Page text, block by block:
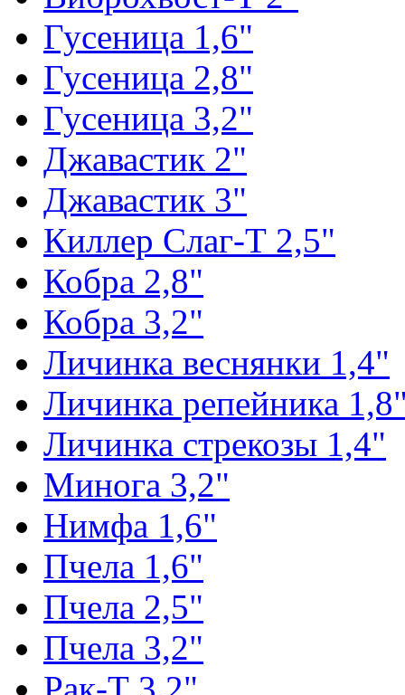
Гусеница 1,6"
Гусеница 2,8"
Гусеница 3,2"
Джавастик 2"
Джавастик 3"
Киллер Слаг-Т 2,5"
Кобра 2,8"
Кобра 3,2"
Личинка веснянки 1,4"
Личинка репейника
Личинка стрекозы 1,4"
Минога 3,2"
Нимфа 1,6"
Пчела 1,6"
Пчела 2,5"
Пчела 3,2"